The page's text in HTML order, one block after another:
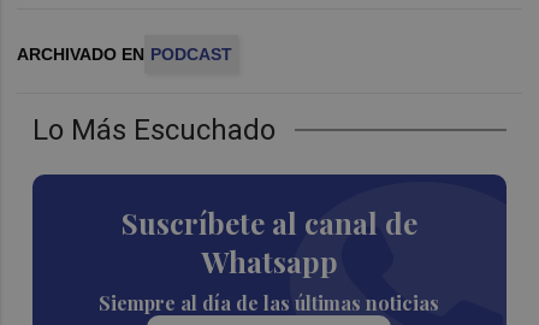
Lo Más Escuchado
Suscríbete al canal de
Whatsapp
Siempre al día de las últimas noticias
ARCHIVADO EN PODCAST